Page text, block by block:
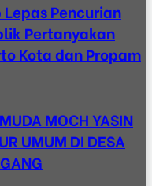
Lepas Pencurian
Pertanyakan
Kota dan Propam
MOCH YASIN
UMUM DI DESA